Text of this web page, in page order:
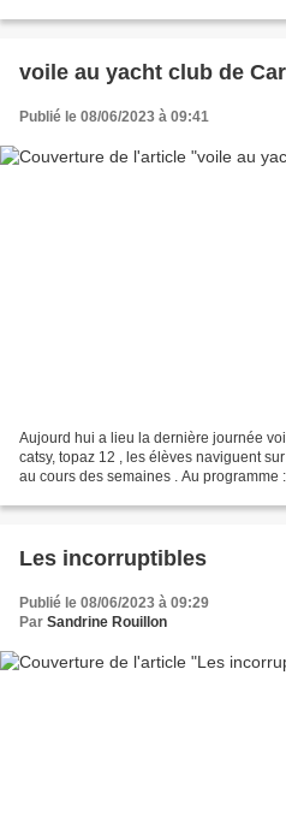
voile au yacht club de
Publié le 08/06/2023 à 09:41
Aujourd hui a lieu la dernière journée
catsy, topaz 12 , les élèves naviguent
au cours des semaines . Au programme
Les incorruptibles
Publié le 08/06/2023 à 09:29
Par Sandrine Rouillon